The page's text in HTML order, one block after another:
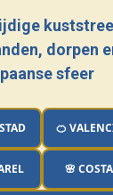
dorpen
sfeer
🍊
🌸